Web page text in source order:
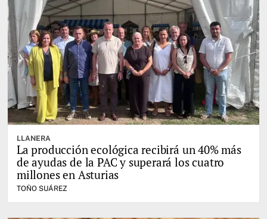
LLANERA
La producción ecológica recibirá un 40% más
de ayudas de la PAC y superará los cuatro
millones en Asturias
TOÑO SUÁREZ